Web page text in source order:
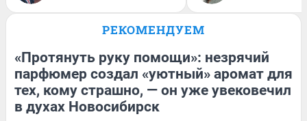
РЕКОМЕНДУЕМ
«Протянуть руку помощи»: незрячий
парфюмер создал «уютный» аромат для
тех, кому страшно, — он уже увековечил
в духах Новосибирск